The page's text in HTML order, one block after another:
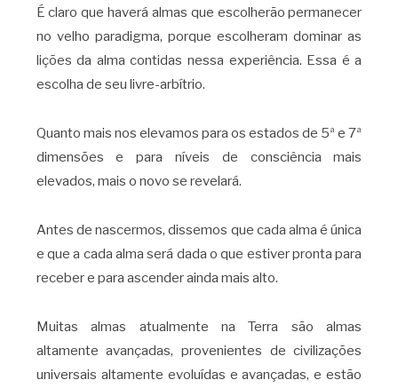
É claro que haverá almas que escolherão permanecer
no velho paradigma, porque escolheram dominar as
lições da alma contidas nessa experiência. Essa é a
escolha de seu livre-arbítrio.
Quanto mais nos elevamos para os estados de 5ª e 7ª
dimensões e para níveis de consciência mais
elevados, mais o novo se revelará.
Antes de nascermos, dissemos que cada alma é única
e que a cada alma será dada o que estiver pronta para
receber e para ascender ainda mais alto.
Muitas almas atualmente na Terra são almas
altamente avançadas, provenientes de civilizações
universais altamente evoluídas e avançadas, e estão